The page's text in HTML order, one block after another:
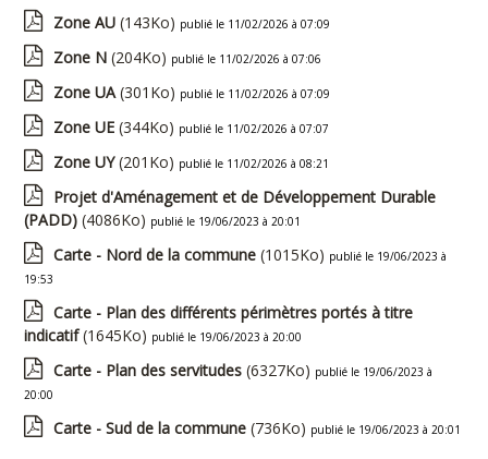
Zone AU (143Ko) publié le 11/02/2026 à 07:09
Zone N (204Ko) publié le 11/02/2026 à 07:06
Zone UA(301Ko) publié le 11/02/2026 à 07:09
Zone UE (344Ko) publié le 11/02/2026 à 07:07
Zone UY(201Ko) publié le 11/02/2026 à 08:21
Projet d'Aménagement et de Développement Durable
(PADD) (4086Ko) publié le 19/06/2023 à 20:01
Carte - Nord de la commune (1015Ko) publié le 19/06/2023 à
19:53
Carte - Plan des différents périmètres portés à titre
indicatif(1645Ko) publié le 19/06/2023 à 20:00
Carte - Plan des servitudes (6327Ko) publié le 19/06/2023 à
20:00
Carte - Sud de la commune (736Ko) publié le 19/06/2023 à 20:01